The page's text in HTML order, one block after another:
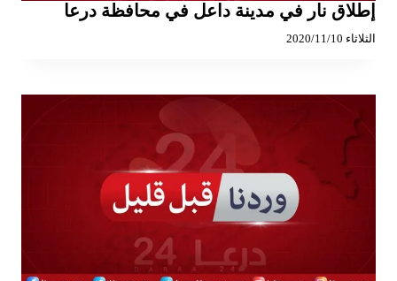
إطلاق نار في مدينة داعل في محافظة درعا
الثلاثاء 2020/11/10